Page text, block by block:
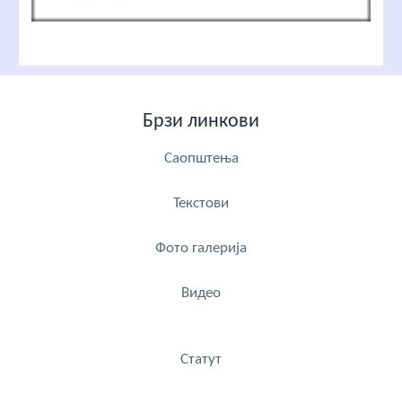
Брзи линкови
Саопштења
Текстови
Фото галерија
Видео
Статут